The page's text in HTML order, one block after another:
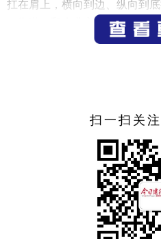
扛在肩上，横向到边、纵向到
（街道）和企业主体要进一步
常态化开展隐患大排查大整治
瓜经济”提能升级“一号开放工
议指出，要高度重视“地瓜经济
抓核心、做出特色、破解难题
产业、草莓产业的资源优势，
短板弱项精准施策，加强部门
扫一扫关